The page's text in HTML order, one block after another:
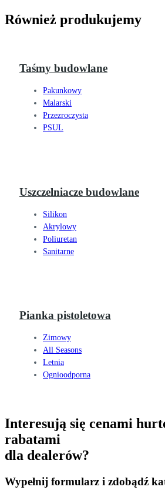
Również produkujemy
Taśmy budowlane
Pakunkowy
Malarski
Przezroczysta
PSUL
Uszczelniacze budowlane
Silikon
Akrylowy
Poliuretan
Sanitarne
Pianka pistoletowa
Zimowy
All Seasons
Letnia
Ognioodporna
Interesują się cenami
rabatami
dla dealerów?
Wypełnij formularz i zdobądź